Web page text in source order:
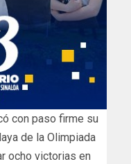
con paso firme su
de la Olimpiada
ocho victorias en